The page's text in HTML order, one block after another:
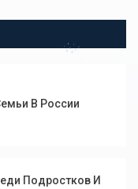
В России
Подростков И